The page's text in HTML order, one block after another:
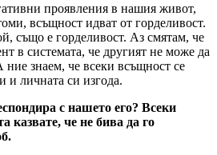
проявления в нашия живот,
всъщност идват от горделивост.
също е горделивост. Аз смятам, че
в системата, че другият не може да
ние знаем, че всеки всъщност се
и личната си изгода.
с нашето его? Всеки
казвате, че не бива да го